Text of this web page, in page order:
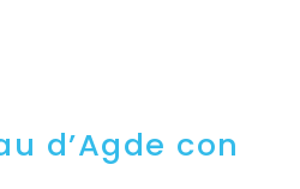
d’Agde con